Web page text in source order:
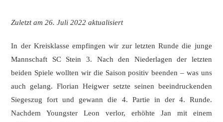
Zuletzt am 26. Juli 2022 aktualisiert
In der Kreisklasse empfingen wir zur letzten Runde die junge
Mannschaft SC Stein 3. Nach den Niederlagen der letzten
beiden Spiele wollten wir die Saison positiv beenden – was uns
auch gelang. Florian Heigwer setzte seinen beeindruckenden
Siegeszug fort und gewann die 4. Partie in der 4. Runde.
Nachdem Youngster Leon verlor, erhöhte Jan mit einem